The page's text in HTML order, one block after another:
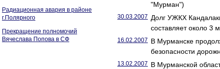
Радиационная авария в районе
г.Полярного
Прекращение полномочий
Вячеслава Попова в СФ
"Мурман")
30.03.2007 Долг УЖКХ
составляет около 3
16.02.2007 В Мурманске
безопасности
13.02.2007 В Мурманской